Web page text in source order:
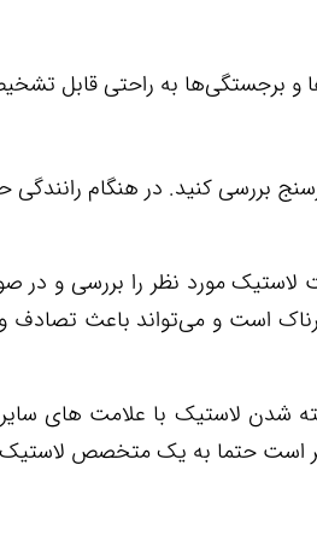
برجستگی‌ها به راحتی قابل
بررسی کنید. در هنگام
لاستیک مورد نظر را بررسی و
است و می‌تواند باعث
شدن لاستیک با علامت های
است حتما به یک متخصص